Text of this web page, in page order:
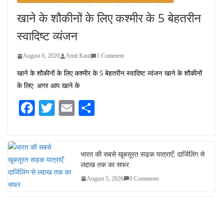
खाने के शौकीनों के लिए कश्मीर के 5 बेहतरीन
स्वादिष्ट व्यंजन
August 6, 2026 Amit Kaul 1 Comment
खाने के शौकीनों के लिए कश्मीर के 5 बेहतरीन स्वादिष्ट व्यंजन खाने के शौकीनों
के लिए: अगर आप खाने के
Fa
bo
ok
T
r
E
भारत की सबसे खूबसूरत सड़क यात्राएँ: दार्जिलिंग से
लद्दाख तक का सफर
August 5, 2026 0 Comments